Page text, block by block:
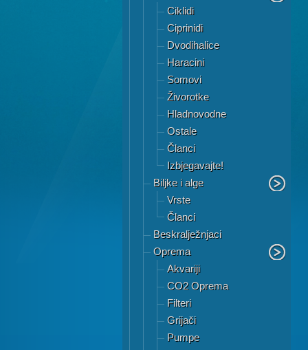
Ciklidi
Ciprinidi
Dvodihalice
Haracini
Somovi
Živorotke
Hladnovodne
Ostale
Članci
Izbjegavajte!
Biljke i alge
Vrste
Članci
Beskralježnjaci
Oprema
Akvariji
CO2 Oprema
Filteri
Grijači
Pumpe